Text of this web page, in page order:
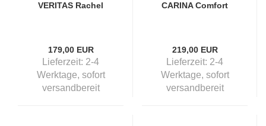
VERITAS Rachel
179,00 EUR
Lieferzeit: 2-4
Werktage, sofort
versandbereit
CARINA Comfort
219,00 EUR
Lieferzeit: 2-4
Werktage, sofort
versandbereit